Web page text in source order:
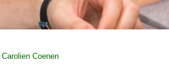
Carolien Coenen